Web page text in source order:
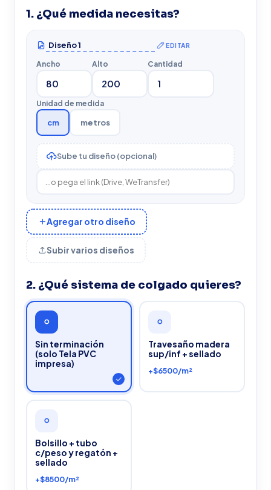
1. ¿Qué medida necesitas?
EDITAR
Ancho Alto Cantidad
Unidad de medida
cm metros
Sube tu diseño (opcional)
Agregar otro diseño
Subir varios diseños
2. ¿Qué sistema de colgado quieres?
Sin terminación
(solo Tela PVC
impresa)
Travesaño madera
sup/inf + sellado
+$6500/m²
Bolsillo + tubo
c/peso y regatón +
sellado
+$8500/m²